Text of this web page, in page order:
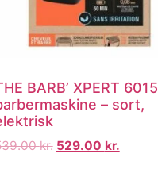
BARB’ XPERT 6015
– sort,
kr. 529.00 kr.